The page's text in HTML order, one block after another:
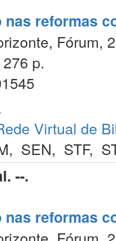
reformas
Fórum,
p.
Virtual de
, SEN, STF,
--.
reformas